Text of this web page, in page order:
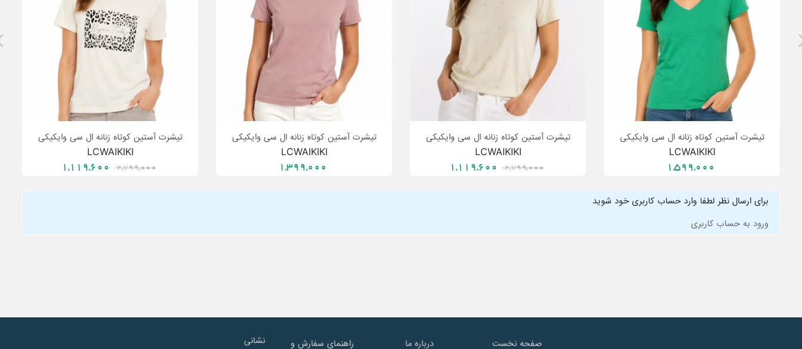
تیشرت آستین کوتاه زنانه ال سی وایکیکی
LCWAIKIKI
2,799,000
1,119,600
تیشرت آستین کوتاه زنانه ال سی وایکیکی
LCWAIKIKI
1,399,000
تیشرت آستین کوتاه زنانه ال سی وایکیکی
LCWAIKIKI
2,799,000
1,119,600
تیشرت آستین کوتاه زنانه ال سی وایکیکی
LCWAIKIKI
1,599,000
برای ارسال نظر لطفا وارد حساب کاربری خود شوید
ورود به حساب کاربری
نشانی راهنمای سفارش و درباره ما صفحه نخست